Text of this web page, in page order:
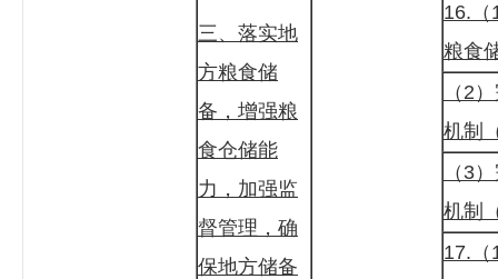
三、落实地
方粮食储
备，增强粮
食仓储能
力，加强监
督管理，确
保地方储备
16.（
粮食
（2
机制
（3
机制
17.（